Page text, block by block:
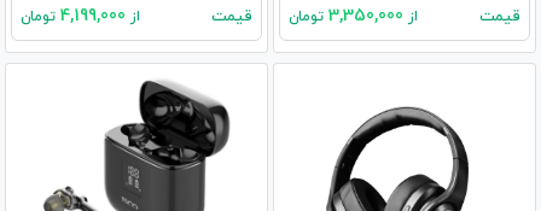
قیمت از تومان قیمت از تومان